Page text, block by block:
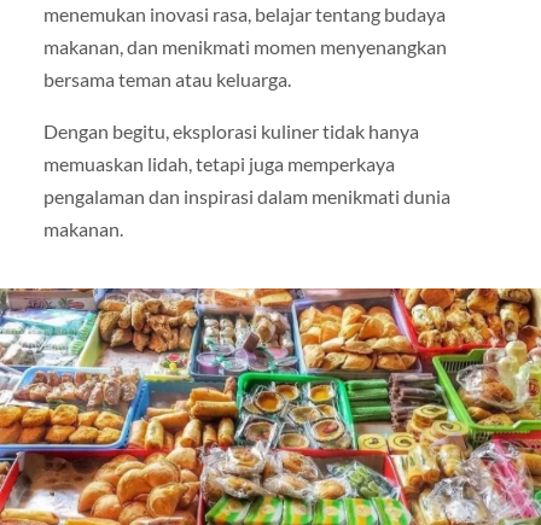
menemukan inovasi rasa, belajar tentang budaya
makanan, dan menikmati momen menyenangkan
bersama teman atau keluarga.
Dengan begitu, eksplorasi kuliner tidak hanya
memuaskan lidah, tetapi juga memperkaya
pengalaman dan inspirasi dalam menikmati dunia
makanan.